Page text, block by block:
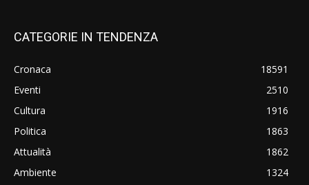
CATEGORIE IN TENDENZA
Cronaca
18591
Eventi
2510
Cultura
1916
Politica
1863
Attualità
1862
Ambiente
1324